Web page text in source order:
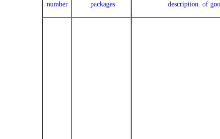
number
packages
description. of